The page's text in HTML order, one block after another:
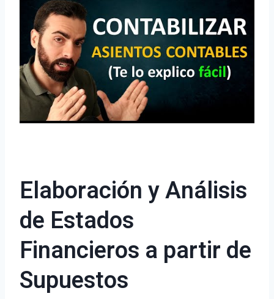
Elaboración y Análisis
de Estados
Financieros a partir de
Supuestos